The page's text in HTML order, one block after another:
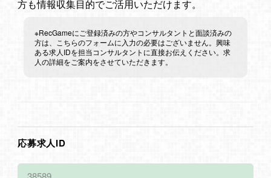
方も情報収集目的でご活用いただけます。
※RecGameにご登録済みの方やコンサルタントと面談済みの
方は、こちらのフォームに入力の必要はございません。興味
ある求人IDを担当コンサルタントに直接お伝えください。求
人の詳細をご案内をさせていただきます。
応募求人ID